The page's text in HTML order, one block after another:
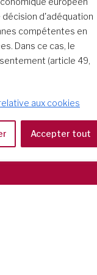
décision d'adéquation
compétentes en
Dans ce cas, le
(article 49,
aux cookies
Accepter tout
Recherche d’écoles